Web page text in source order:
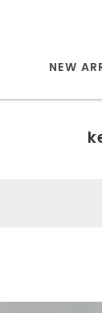
NEW